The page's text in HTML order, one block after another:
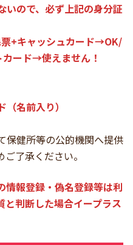
いので、必ず上記の身分証
+キャッシュカード→OK/
ード→使えません！
名前入り）
健所等の公的機関へ提供
了承ください。
情報登録・偽名登録等は利
と判断した場合イープラス